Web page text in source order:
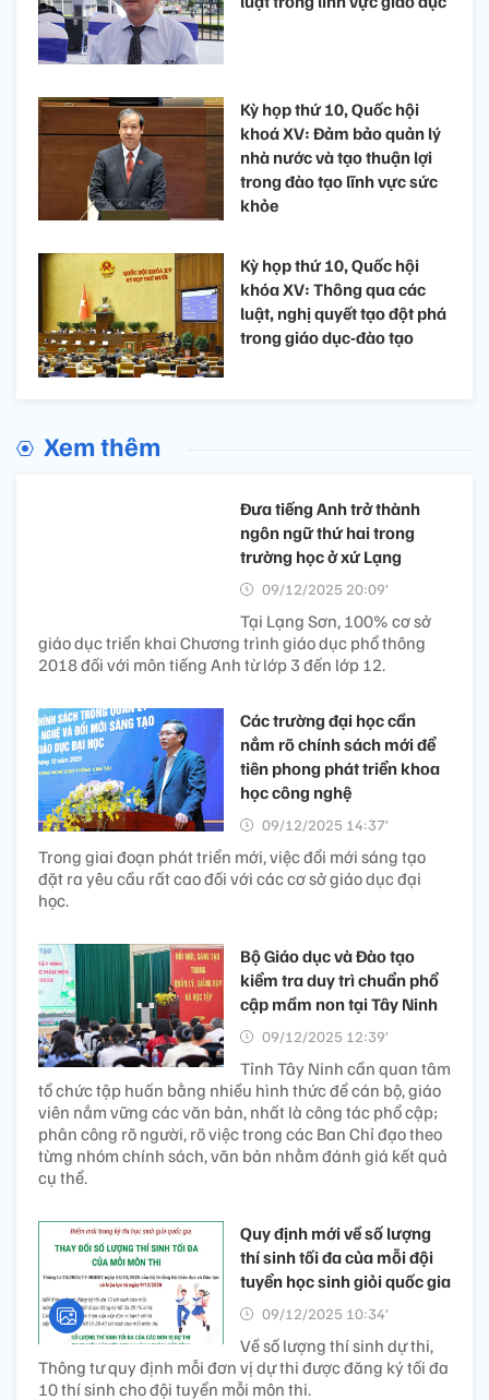
Kỳ họp thứ 10, Quốc hội
khoá XV: Đảm bảo quản lý
nhà nước và tạo thuận lợi
trong đào tạo lĩnh vực sức
khỏe
Kỳ họp thứ 10, Quốc hội
khóa XV: Thông qua các
luật, nghị quyết tạo đột phá
trong giáo dục-đào tạo
Xem thêm
Đưa tiếng Anh trở thành
ngôn ngữ thứ hai trong
trường học ở xứ Lạng
09/12/2025 20:09’
Tại Lạng Sơn, 100% cơ sở
giáo dục triển khai Chương trình giáo dục phổ thông
2018 đối với môn tiếng Anh từ lớp 3 đến lớp 12.
Các trường đại học cần
nắm rõ chính sách mới để
tiên phong phát triển khoa
học công nghệ
09/12/2025 14:37’
Trong giai đoạn phát triển mới, việc đổi mới sáng tạo
đặt ra yêu cầu rất cao đối với các cơ sở giáo dục đại
học.
Bộ Giáo dục và Đào tạo
kiểm tra duy trì chuẩn phổ
cập mầm non tại Tây Ninh​
09/12/2025 12:39’
Tỉnh Tây Ninh cần quan tâm
tổ chức tập huấn bằng nhiều hình thức để cán bộ, giáo
viên nắm vững các văn bản, nhất là công tác phổ cập;
phân công rõ người, rõ việc trong các Ban Chỉ đạo theo
từng nhóm chính sách, văn bản nhằm đánh giá kết quả
cụ thể.
Quy định mới về số lượng
thí sinh tối đa của mỗi đội
tuyển học sinh giỏi quốc gia
09/12/2025 10:34’
Về số lượng thí sinh dự thi,
Thông tư quy định mỗi đơn vị dự thi được đăng ký tối đa
10 thí sinh cho đội tuyển mỗi môn thi.